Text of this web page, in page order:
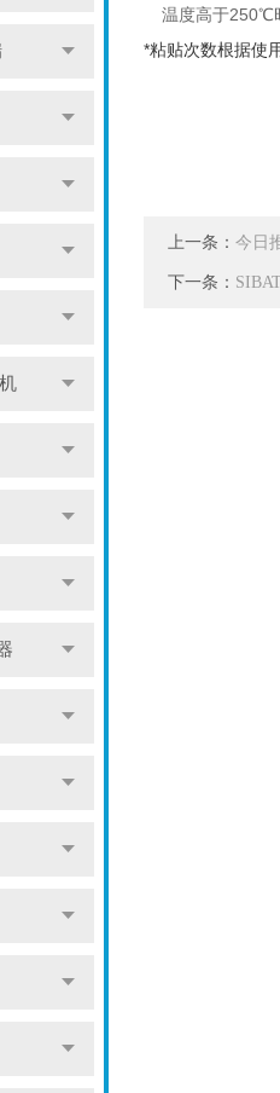
温度高于250℃
*粘贴次数根据使
上一条： 今日
下一条：